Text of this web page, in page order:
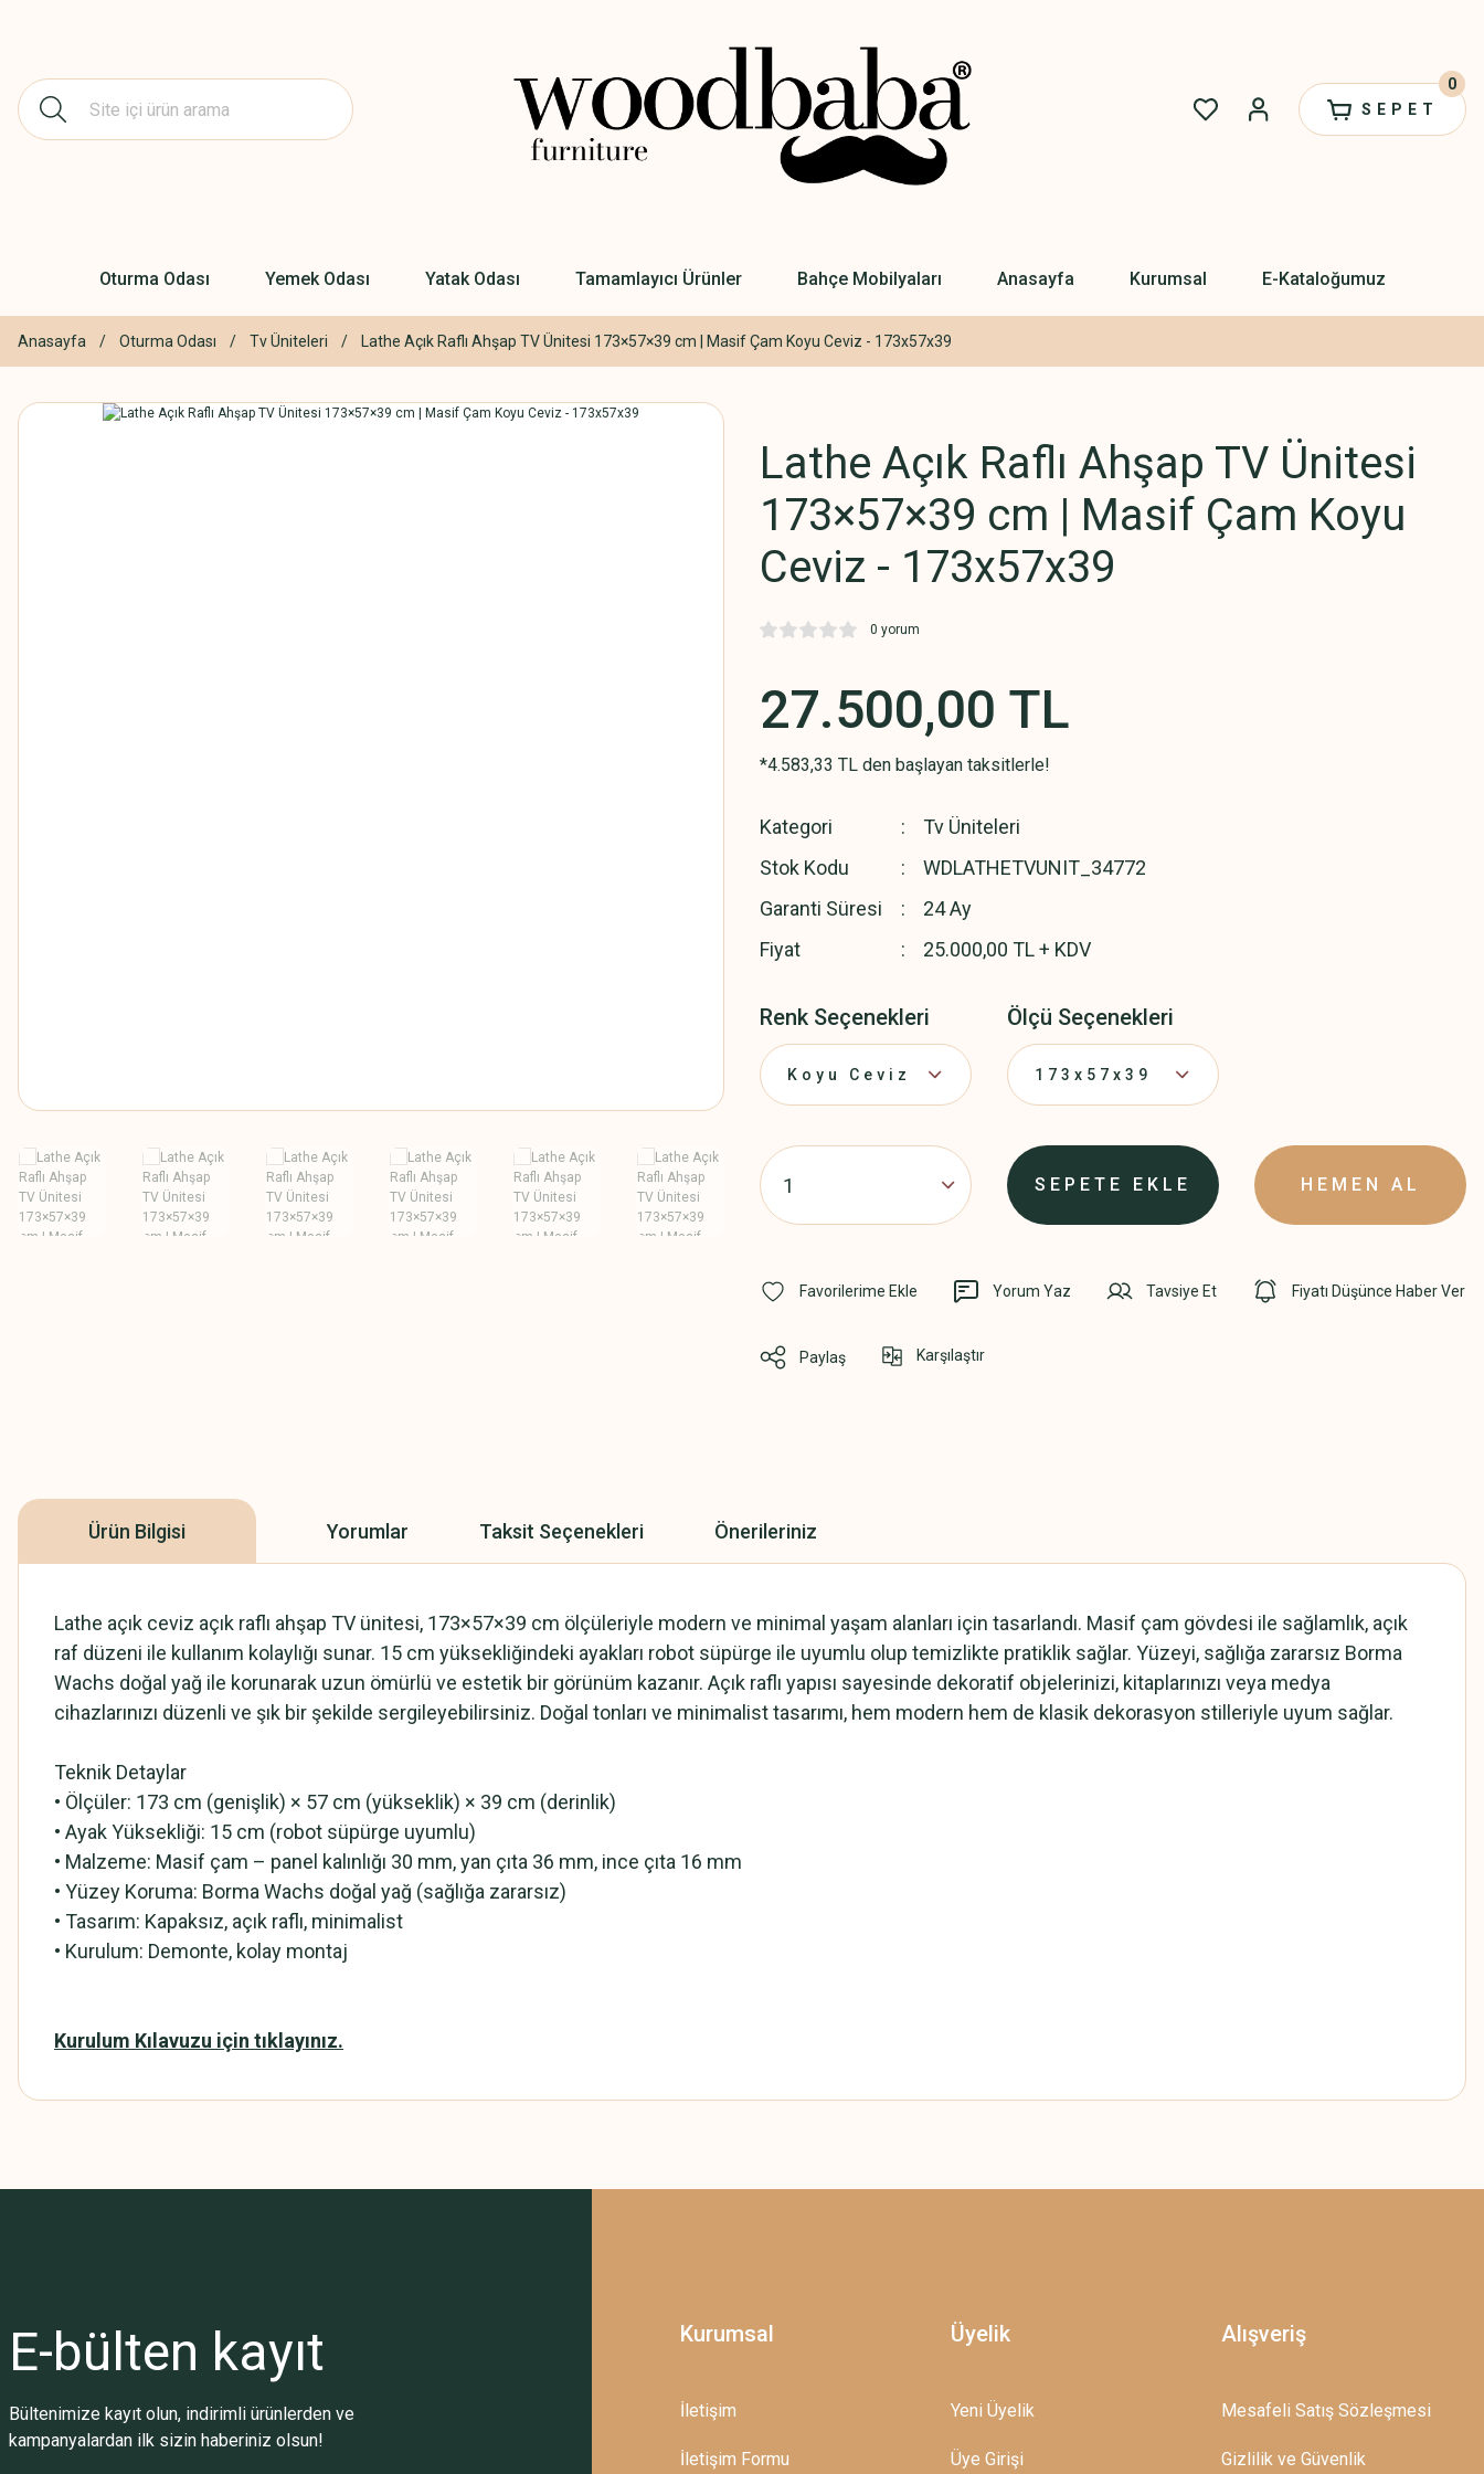
SEPET
0
Oturma Odası Yemek Odası Yatak Odası Tamamlayıcı Ürünler Bahçe Mobilyaları Anasayfa Kurumsal E-Kataloğumuz
Anasayfa Oturma Odası Tv Üniteleri Lathe Açık Raflı Ahşap TV Ünitesi 173×57×39 cm | Masif Çam Koyu Ceviz - 173x57x39
Lathe Açık Raflı Ahşap TV Ünitesi
173×57×39 cm | Masif Çam Koyu
Ceviz - 173x57x39
0 yorum
27.500,00 TL
*4.583,33 TL den başlayan taksitlerle!
Kategori
Tv Üniteleri
Stok Kodu
WDLATHETVUNIT_34772
Garanti Süresi
24 Ay
Fiyat
25.000,00 TL + KDV
Renk Seçenekleri Ölçü Seçenekleri
SEPETE EKLE HEMEN AL
Yorum Yaz Tavsiye Et Fiyatı Düşünce Haber Ver
Paylaş Karşılaştır
Ürün Bilgisi Yorumlar Taksit Seçenekleri Önerileriniz
Lathe açık ceviz açık raflı ahşap TV ünitesi, 173×57×39 cm ölçüleriyle modern ve minimal yaşam alanları için tasarlandı. Masif çam gövdesi ile sağlamlık, açık
raf düzeni ile kullanım kolaylığı sunar. 15 cm yüksekliğindeki ayakları robot süpürge ile uyumlu olup temizlikte pratiklik sağlar. Yüzeyi, sağlığa zararsız Borma
Wachs doğal yağ ile korunarak uzun ömürlü ve estetik bir görünüm kazanır. Açık raflı yapısı sayesinde dekoratif objelerinizi, kitaplarınızı veya medya
cihazlarınızı düzenli ve şık bir şekilde sergileyebilirsiniz. Doğal tonları ve minimalist tasarımı, hem modern hem de klasik dekorasyon stilleriyle uyum sağlar.
Teknik Detaylar
• Ölçüler: 173 cm (genişlik) × 57 cm (yükseklik) × 39 cm (derinlik)
• Ayak Yüksekliği: 15 cm (robot süpürge uyumlu)
• Malzeme: Masif çam – panel kalınlığı 30 mm, yan çıta 36 mm, ince çıta 16 mm
• Yüzey Koruma: Borma Wachs doğal yağ (sağlığa zararsız)
• Tasarım: Kapaksız, açık raflı, minimalist
• Kurulum: Demonte, kolay montaj
Kurulum Kılavuzu için tıklayınız.
Bu ürüne ilk yorumu siz yapın!
Bu ürüne benzer farklı alternatifler olmalı.
E-bülten kayıt
Bültenimize kayıt olun, indirimli ürünlerden ve
kampanyalardan ilk sizin haberiniz olsun!
Kurumsal
İletişim
İletişim Formu
Üyelik
Yeni Üyelik
Üye Girişi
Alışveriş
Mesafeli Satış Sözleşmesi
Gizlilik ve Güvenlik